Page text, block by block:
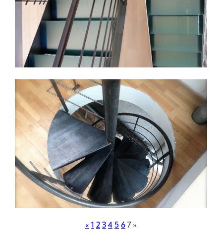
ESCALIER HÉLICOIDAL EN ACIER BRUT
Escaliers en colimaçon et débillardés sur mesure à
Lille et dans tout le Nord-Pas-de-Calais
Découvrir
« 1 2 3 4 5 6 7 »